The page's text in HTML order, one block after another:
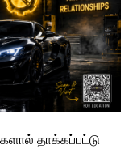
தாக்கப்பட்டு